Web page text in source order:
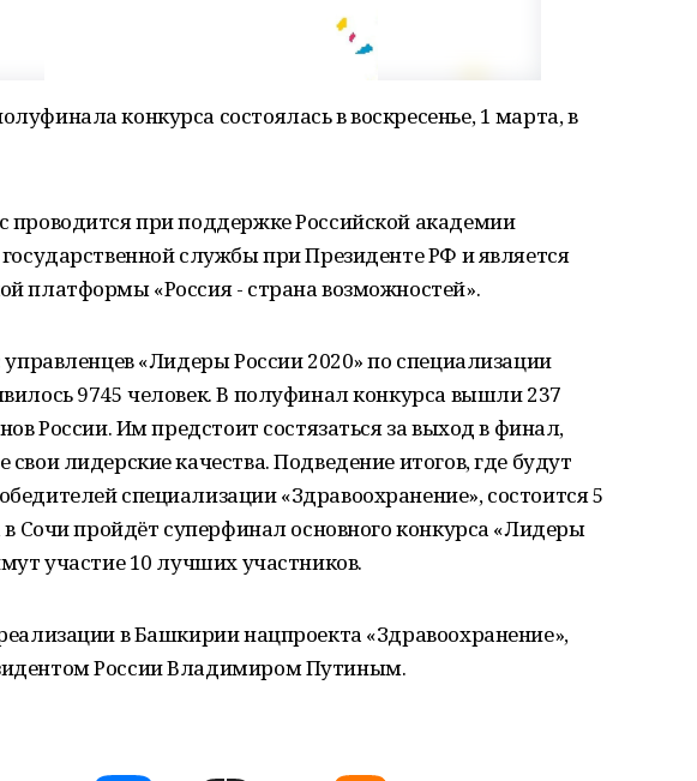
конкурса состоялась в воскресенье, 1 марта, в
при поддержке Российской академии
службы при Президенте РФ и является
платформы «Россия - страна возможностей».
«Лидеры России 2020» по специализации
9745 человек. В полуфинал конкурса вышли 237
России. Им предстоит состязаться за выход в финал,
лидерские качества. Подведение итогов, где будут
специализации «Здравоохранение», состоится 5
Сочи пройдёт суперфинал основного конкурса «Лидеры
участие 10 лучших участников.
в Башкирии нацпроекта «Здравоохранение»,
России Владимиром Путиным.